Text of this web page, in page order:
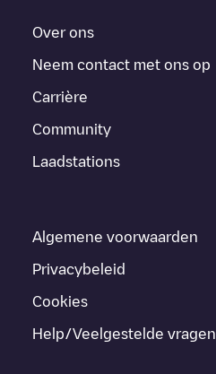
Over ons
Neem contact met ons op
Carrière
Community
Laadstations
Algemene voorwaarden
Privacybeleid
Cookies
Help/Veelgestelde vragen